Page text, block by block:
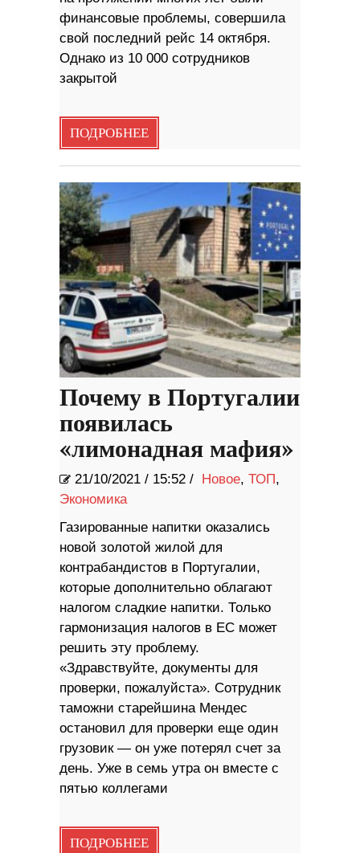
финансовые проблемы, совершила
свой последний рейс 14 октября.
Однако из 10 000 сотрудников
закрытой
ПОДРОБНЕЕ
Почему в Португалии
появилась
«лимонадная мафия»
21/10/2021 / 15:52 / Новое, ТОП,
Экономика
Газированные напитки оказались
новой золотой жилой для
контрабандистов в Португалии,
которые дополнительно облагают
налогом сладкие напитки. Только
гармонизация налогов в ЕС может
решить эту проблему.
«Здравствуйте, документы для
проверки, пожалуйста». Сотрудник
таможни старейшина Мендес
остановил для проверки еще один
грузовик — он уже потерял счет за
день. Уже в семь утра он вместе с
пятью коллегами
ПОДРОБНЕЕ